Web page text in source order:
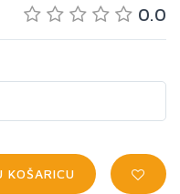
0.0
KOŠARICU